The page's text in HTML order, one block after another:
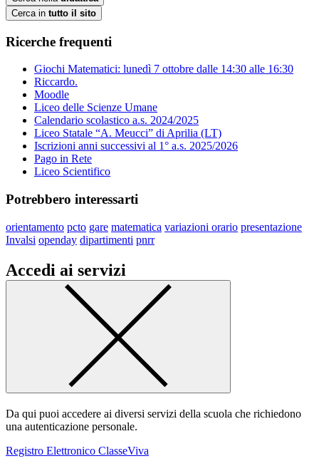
Cerca in tutto il sito
Ricerche frequenti
Giochi Matematici: lunedì 7 ottobre dalle 14:30 alle 16:30
Riccardo.
Moodle
Liceo delle Scienze Umane
Calendario scolastico a.s. 2024/2025
Liceo Statale “A. Meucci” di Aprilia (LT)
Iscrizioni anni successivi al 1° a.s. 2025/2026
Pago in Rete
Liceo Scientifico
Potrebbero interessarti
orientamento pcto gare matematica variazioni orario presentazione
Invalsi openday dipartimenti pnrr
Accedi ai servizi
Da qui puoi accedere ai diversi servizi della scuola che richiedono
una autenticazione personale.
Registro Elettronico ClasseViva